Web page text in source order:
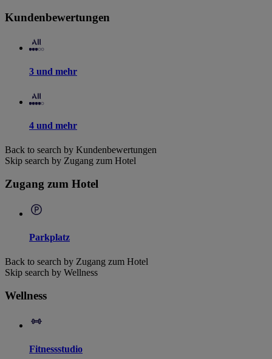
Kundenbewertungen
3 und mehr
4 und mehr
Back to search by Kundenbewertungen
Skip search by Zugang zum Hotel
Zugang zum Hotel
Parkplatz
Back to search by Zugang zum Hotel
Skip search by Wellness
Wellness
Fitnessstudio